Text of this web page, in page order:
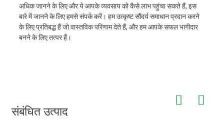
अधिक जानने के लिए और ये आपके व्यवसाय को कैसे लाभ पहुंचा सकते हैं, इस
बारे में जानने के लिए हमसे संपर्क करें। हम उत्कृष्ट सौंदर्य समाधान प्रदान करने
के लिए प्रतिबद्ध हैं जो वास्तविक परिणाम देते हैं, और हम आपके सफल भागीदार
बनने के लिए तत्पर हैं।
संबंधित उत्पाद